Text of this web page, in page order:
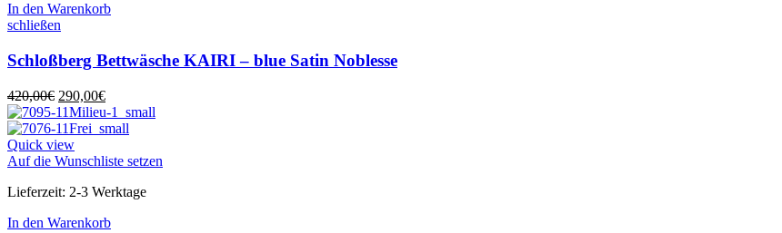
In den Warenkorb
schließen
Schloßberg Bettwäsche KAIRI – blue Satin Noblesse
420,00€ Ursprünglicher
Preis
war:
420,00€
290,00€Aktueller
Preis
ist:
Quick view
Auf die Wunschliste setzen
Lieferzeit: 2-3 Werktage
In den Warenkorb